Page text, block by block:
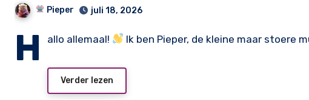
Pieper juli 18, 2026
H allo allemaal! Ik ben Pieper, de kleine maar stoere
Verder lezen